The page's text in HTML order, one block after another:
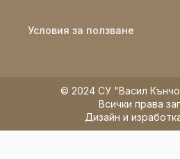
Условия за ползване
© 2024 СУ "Васил
Всички права
Дизайн и